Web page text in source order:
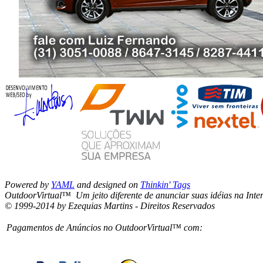
Powered by YAML and designed on Thinkin' Tags
OutdoorVirtual™ Um jeito diferente de anunciar suas idéias na
© 1999-2014 by Ezequias Martins - Direitos Reservados
Pagamentos de Anúncios no OutdoorVirtual™ com: